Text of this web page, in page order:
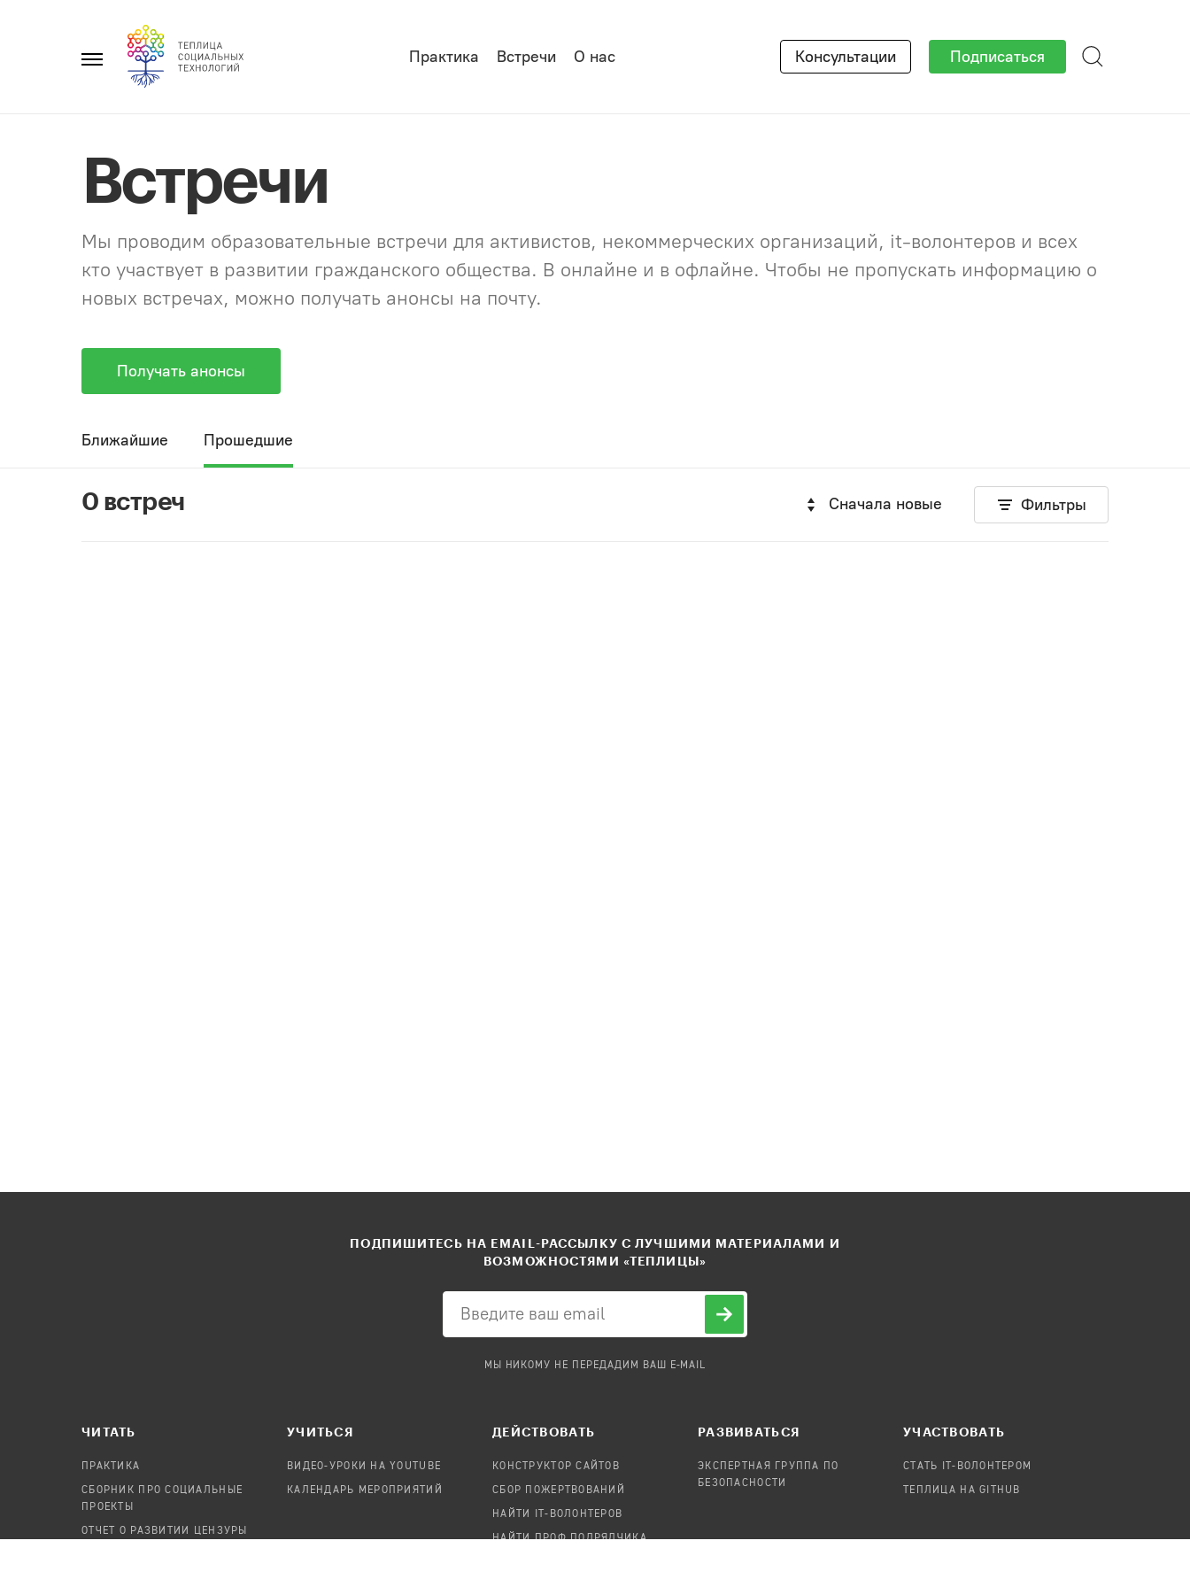
Главное
Практика Встречи О нас Консультации Подписаться
Встречи
Мы проводим образовательные встречи для активистов, некоммерческих организаций, it-волонтеров и всех
кто участвует в развитии гражданского общества. В онлайне и в офлайне. Чтобы не пропускать информацию о
новых встречах, можно получать анонсы на почту.
Получать анонсы
Ближайшие Прошедшие
0 встреч Сначала новые Фильтры
ПОДПИШИТЕСЬ НА EMAIL-РАССЫЛКУ С ЛУЧШИМИ МАТЕРИАЛАМИ И
ВОЗМОЖНОСТЯМИ «ТЕПЛИЦЫ»
МЫ НИКОМУ НЕ ПЕРЕДАДИМ ВАШ E-MAIL
ЧИТАТЬ
ПРАКТИКА
СБОРНИК ПРО СОЦИАЛЬНЫЕ
ПРОЕКТЫ
ОТЧЕТ О РАЗВИТИИ ЦЕНЗУРЫ
УЧИТЬСЯ
ВИДЕО-УРОКИ НА YOUTUBE
КАЛЕНДАРЬ МЕРОПРИЯТИЙ
ДЕЙСТВОВАТЬ
КОНСТРУКТОР САЙТОВ
СБОР ПОЖЕРТВОВАНИЙ
НАЙТИ IT-ВОЛОНТЕРОВ
НАЙТИ ПРОФ.ПОДРЯДЧИКА
РАЗВИВАТЬСЯ
ЭКСПЕРТНАЯ ГРУППА ПО
БЕЗОПАСНОСТИ
УЧАСТВОВАТЬ
СТАТЬ IT-ВОЛОНТЕРОМ
ТЕПЛИЦА НА GITHUB